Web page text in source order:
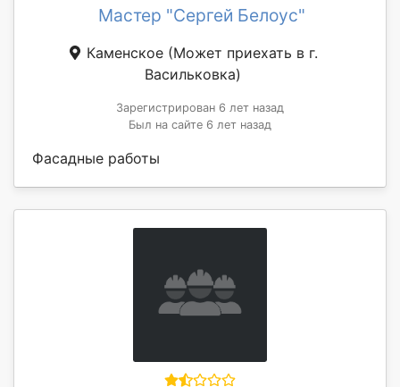
Мастер "Сергей Белоус"
Каменское (Может приехать в г.
Васильковка)
Зарегистрирован 6 лет назад
Был на сайте 6 лет назад
Фасадные работы